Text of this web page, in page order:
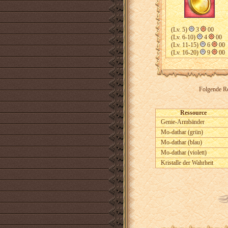
(Lv. 5) 3
00
(Lv. 6-10)
4
00
(Lv. 11-15)
6
00
(Lv. 16-20)
9 00
Folgende
Ressource
Genie-Armbänder
Mo-dathar (grün)
Mo-dathar (blau)
Mo-dathar (violett)
Kristalle der Wahrheit